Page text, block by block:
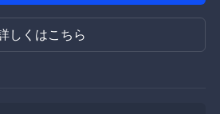
しくはこちら